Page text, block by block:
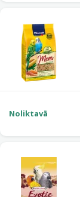
Noliktavā